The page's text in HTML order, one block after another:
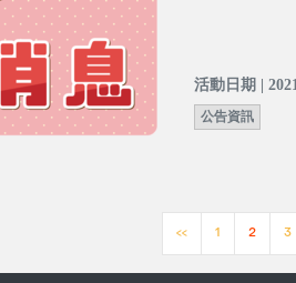
活動日期 |
公告資訊
<< 1 2 3